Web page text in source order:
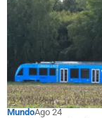
MundoAgo 24